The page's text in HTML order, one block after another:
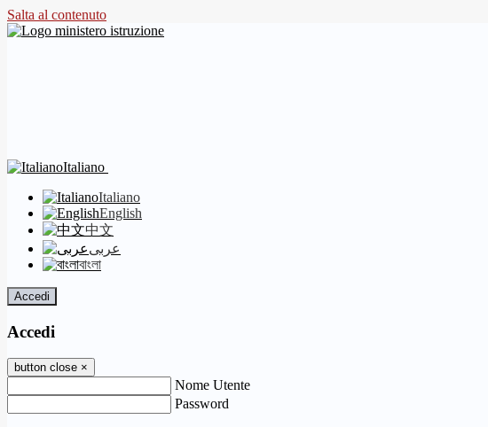
Salta al contenuto
Italiano
Italiano
English
中文
عربى
বাংলা
Accedi
Accedi
button close ×
Nome Utente
Password